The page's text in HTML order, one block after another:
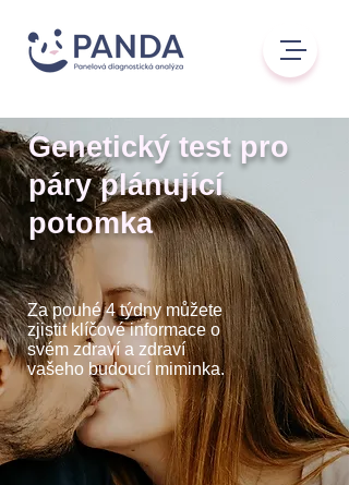
Genetický test pro
páry plánující
potomka
Za pouhé 4 týdny můžete
zjistit klíčové informace o
svém zdraví a zdraví
vašeho budoucí miminka.